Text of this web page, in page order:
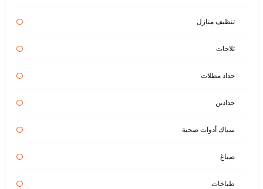
تنظيف منازل
ثلاجات
حداد مظلات
حدادين
سباك أدوات صحية
صباغ
طباخات